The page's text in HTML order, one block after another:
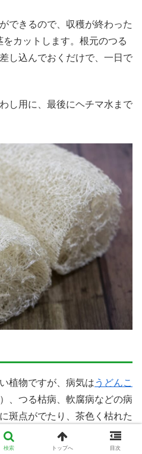
できるので、収穫が終わった
カットします。根元のつる
し込んでおくだけで、一日で
し用に、最後にヘチマ水まで
植物ですが、病気は うどんこ
、つる枯病、軟腐病などの病
斑点がでたり、茶色く枯れた
ょう。対策としては梅雨に高
いので、梅雨は軒下で雨があ
検索 トップへ 目次